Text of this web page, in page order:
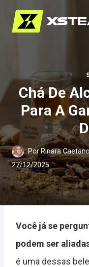
Pular
para
Chá De
Para A
Por Rinara
27/12/2025
Você já se
podem ser
é uma dessas